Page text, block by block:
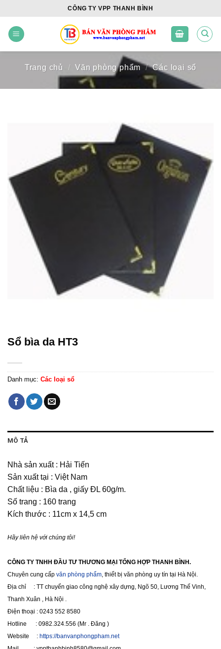
content
CÔNG TY VPP THANH BÌNH
Trang chủ / Văn phòng phẩm / Các loại sổ
Sổ bìa da HT3
Danh mục: Các loại sổ
MÔ TẢ
Nhà sản xuất : Hải Tiến
Sản xuất tại : Việt Nam
Chất liệu : Bìa da , giấy ĐL 60g/m.
Số trang : 160 trang
Kích thước : 11cm x 14,5 cm
Hãy liên hệ với chúng tôi!
CÔNG TY TNHH ĐẦU TƯ THƯƠNG MẠI TỔNG HỢP THANH BÌNH.
Chuyên cung cấp văn phòng phẩm , thiết bị văn phòng uy tín tại Hà Nội.
Địa chỉ : TT chuyển giao công nghệ xây dựng, Ngõ 50, Lương Thế Vinh,
Thanh Xuân , Hà Nội .
Điện thoại : 0243 552 8580
Hotline : 0982.324.556 (Mr . Đăng )
Website : https://banvanphongpham.net